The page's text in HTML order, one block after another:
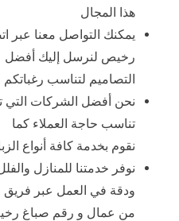
هذا المجال
يمكنك التواصل معنا عبر
رخيص لنرسل إليك أفضل
التصاميم لتناسب رغباتكم
نحن أفضل الشركات التي
تناسب حاجة العملاء كما
نقوم بخدمة كافة أنواع
نوفر خدمتنا للمنازل
ودقة في العمل عبر فريق
من عمال و رقم صباغ